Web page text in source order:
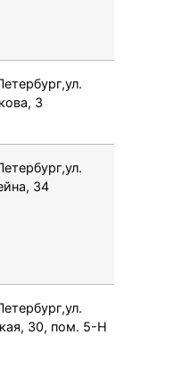
3
34
30, пом. 5-Н